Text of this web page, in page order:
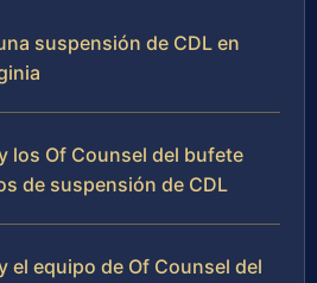
suspensión de CDL en
los Of Counsel del bufete
de suspensión de CDL
el equipo de Of Counsel del